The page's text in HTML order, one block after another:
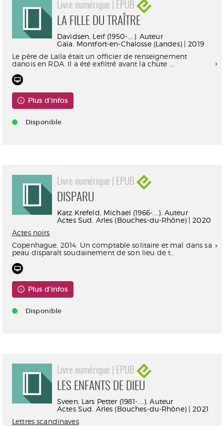
Livre numérique | EPUB
LA FILLE DU TRAÎTRE
Davidsen, Leif (1950-....). Auteur
Gaïa. Montfort-en-Chalosse (Landes) | 2019
Le père de Laila était un officier de renseignement
danois en RDA. Il a été exfiltré avant la chute ...
Plus d'infos
Disponible
Livre numérique | EPUB
DISPARU
Katz Krefeld, Michael (1966-....). Auteur
Actes Sud. Arles (Bouches-du-Rhône) | 2020
Actes noirs
Copenhague, 2014. Un comptable solitaire et mal dans sa
peau disparaît soudainement de son lieu de t...
Plus d'infos
Disponible
Livre numérique | EPUB
LES ENFANTS DE DIEU
Sveen, Lars Petter (1981-....). Auteur
Actes Sud. Arles (Bouches-du-Rhône) | 2021
Lettres scandinaves